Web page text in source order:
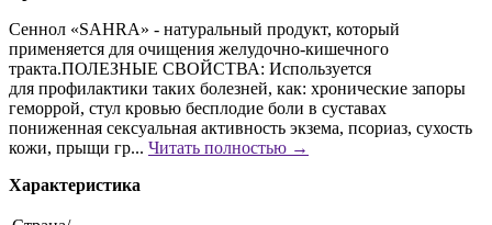
Сеннол «SAHRA» - натуральный продукт, который
применяется для очищения желудочно-кишечного
тракта.ПОЛЕЗНЫЕ СВОЙСТВА: Используется
для профилактики таких болезней, как: хронические запоры
геморрой, стул кровью бесплодие боли в суставах
пониженная сексуальная активность экзема, псориаз, сухость
кожи, прыщи гр... Читать полностью →
Характеристика